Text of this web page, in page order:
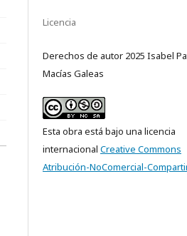
Licencia
Derechos de autor 2025 Isabel
Macías Galeas
Esta obra está bajo una licencia
internacional Creative Commons
Atribución-NoComercial-